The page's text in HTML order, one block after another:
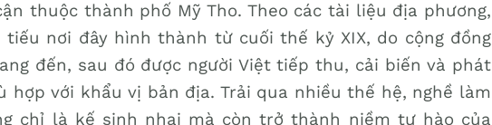
thuộc thành phố Mỹ Tho. Theo các tài liệu địa phương,
tiếu nơi đây hình thành từ cuối thế kỷ XIX, do cộng đồng
đến, sau đó được người Việt tiếp thu, cải biến và phát
hợp với khẩu vị bản địa. Trải qua nhiều thế hệ, nghề làm
chỉ là kế sinh nhai mà còn trở thành niềm tự hào của